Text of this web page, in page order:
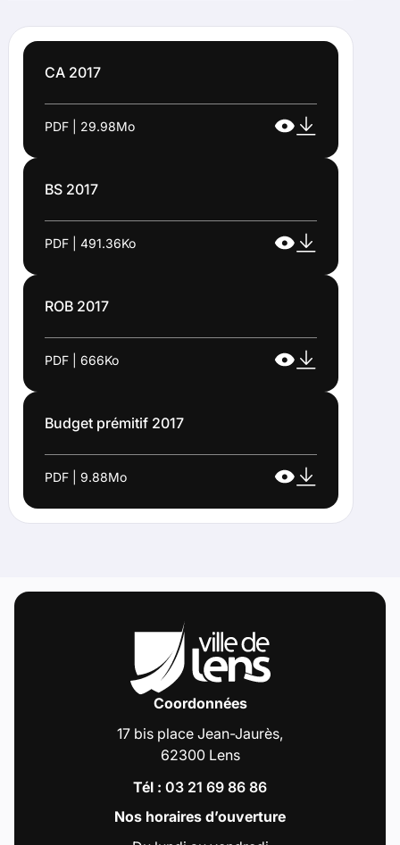
CA 2017
PDF | 29.98Mo
BS 2017
PDF | 491.36Ko
ROB 2017
PDF | 666Ko
Budget prémitif 2017
PDF | 9.88Mo
Coordonnées
17 bis place Jean-Jaurès,
62300 Lens
Tél : 03 21 69 86 86
Nos horaires d’ouverture